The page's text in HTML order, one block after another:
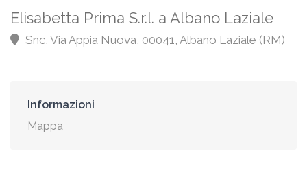
Elisabetta Prima S.r.l. a Albano Laziale
Snc, Via Appia Nuova, 00041, Albano Laziale (RM)
Informazioni
Mappa